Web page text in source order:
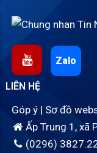
Zalo
LIÊN HỆ
Góp ý | Sơ đồ
Ấp Trung 1, xã
(0296)